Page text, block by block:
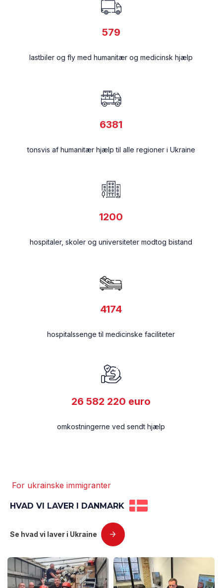
400 DKK
STØT UKRAINE
Reg. 9570 Konto: 13630496
IBAN: DK0730000013630496
579
lastbiler og fly med humanitær og medicinsk hjælp
6381
tonsvis af humanitær hjælp til alle regioner i Ukraine
1200
hospitaler, skoler og universiteter modtog bistand
4174
hospitalssenge til medicinske faciliteter
26 582 220 euro
omkostningerne ved sendt hjælp
For ukrainske immigranter
HVAD VI LAVER I DANMARK
Se hvad vi laver i Ukraine